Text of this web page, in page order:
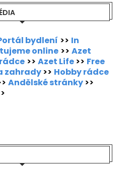
bydlení >> In
online >> Azet
>> Azet Life>> Free
zahrady>> Hobby rádce
Andělské stránky>>